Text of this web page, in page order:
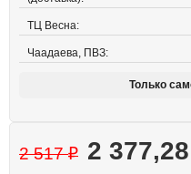
ТЦ Весна:
Чаадаева, ПВЗ:
Только
2 517₽ 2 377,28